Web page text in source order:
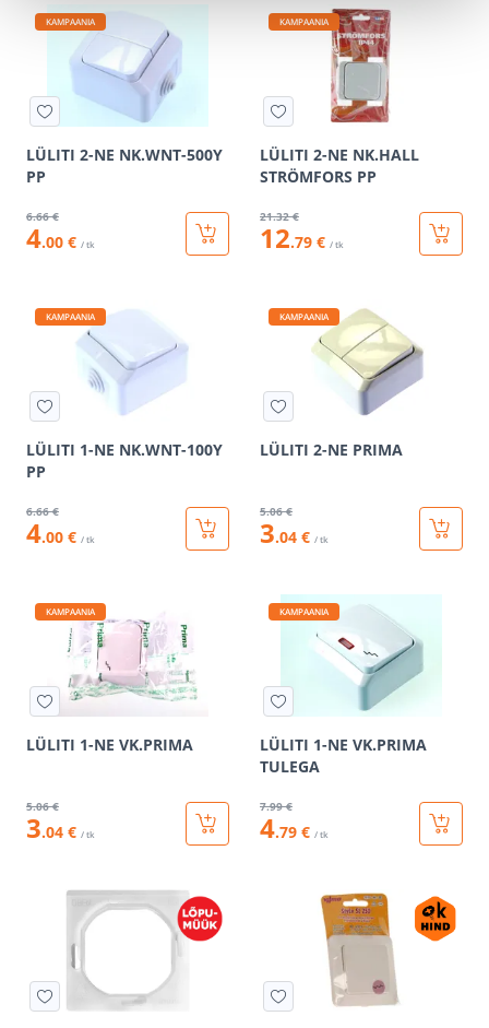
KAMPAANIA
LÜLITI 2-NE NK.WNT-500Y
PP
6.66 €
4.00 € / tk
KAMPAANIA
LÜLITI 2-NE NK.HALL
STRÖMFORS PP
21.32 €
12.79 € / tk
KAMPAANIA
LÜLITI 1-NE NK.WNT-100Y
PP
6.66 €
4.00 € / tk
KAMPAANIA
LÜLITI 2-NE PRIMA
5.06 €
3.04 € / tk
KAMPAANIA
LÜLITI 1-NE VK.PRIMA
5.06 €
3.04 € / tk
KAMPAANIA
LÜLITI 1-NE VK.PRIMA
TULEGA
7.99 €
4.79 € / tk